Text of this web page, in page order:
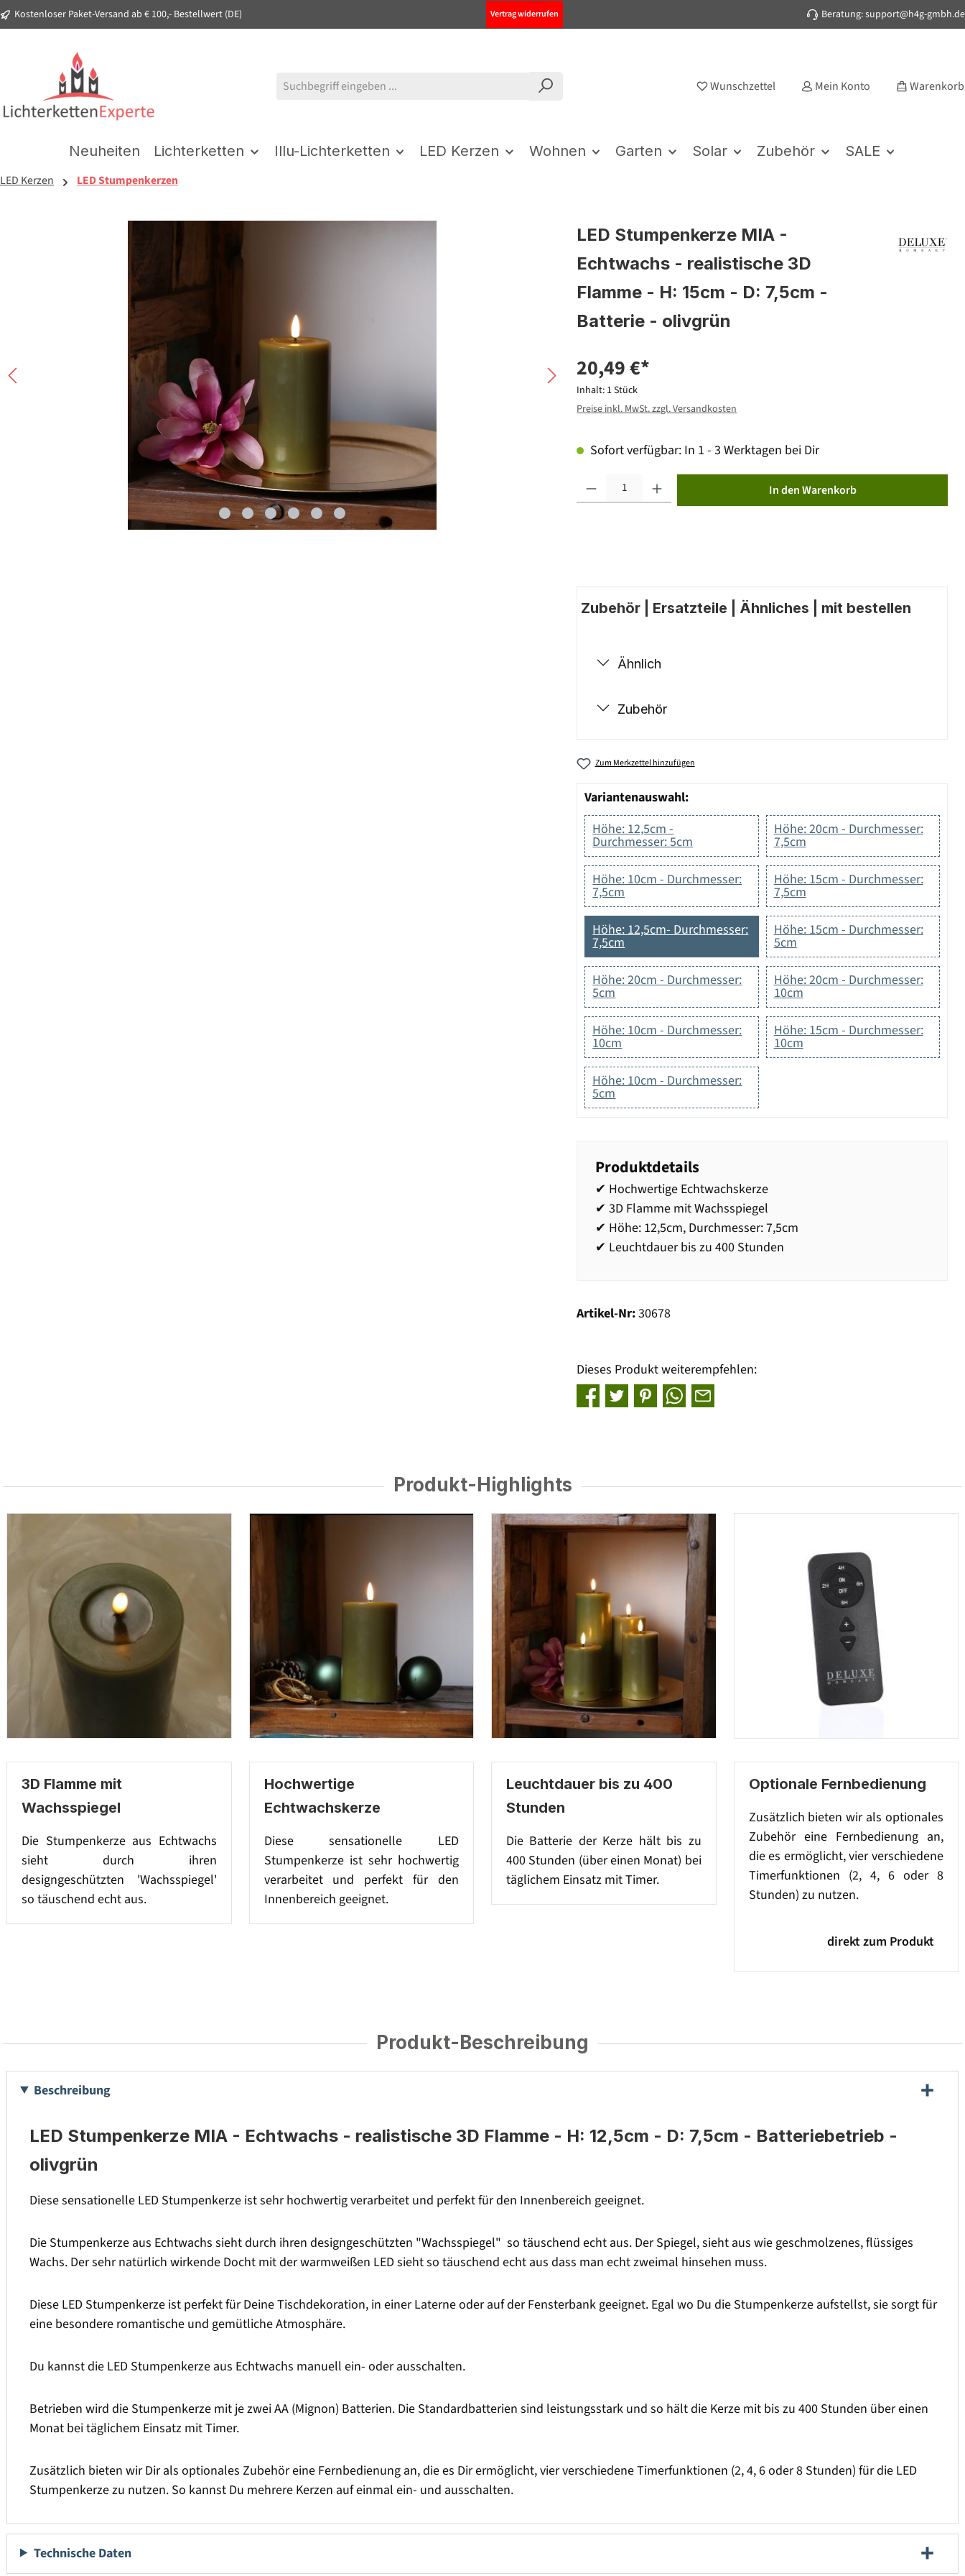
Zur Hauptnavigation springen
Kostenloser Paket-Versand ab € 100,- Bestellwert (DE) Vertrag widerrufen Beratung: support@h4g-gmbh.de
Wunschzettel Mein Konto Warenkorb
Neuheiten Lichterketten Illu-Lichterketten LED Kerzen Wohnen Garten Solar Zubehör SALE
LED Kerzen LED Stumpenkerzen
LED Stumpenkerze MIA -
Echtwachs - realistische 3D
Flamme - H: 15cm - D: 7,5cm -
Batterie - olivgrün
20,49 €*
Inhalt: 1 Stück
Preise inkl. MwSt. zzgl. Versandkosten
Sofort verfügbar: In 1 - 3 Werktagen bei Dir
In den Warenkorb
Zubehör | Ersatzteile | Ähnliches | mit bestellen
Ähnlich
Zubehör
Zum Merkzettel hinzufügen
Variantenauswahl:
Höhe: 12,5cm -
Durchmesser: 5cm
Höhe: 20cm - Durchmesser:
7,5cm
Höhe: 10cm - Durchmesser:
7,5cm
Höhe: 15cm - Durchmesser:
7,5cm
Höhe: 12,5cm- Durchmesser:
7,5cm
Höhe: 15cm - Durchmesser:
5cm
Höhe: 20cm - Durchmesser:
5cm
Höhe: 20cm - Durchmesser:
10cm
Höhe: 10cm - Durchmesser:
10cm
Höhe: 15cm - Durchmesser:
10cm
Höhe: 10cm - Durchmesser:
5cm
Produktdetails
✔ Hochwertige Echtwachskerze
✔ 3D Flamme mit Wachsspiegel
✔ Höhe: 12,5cm, Durchmesser: 7,5cm
✔ Leuchtdauer bis zu 400 Stunden
Artikel-Nr:30678
Dieses Produkt weiterempfehlen:
Produkt-Highlights
3D Flamme mit
Wachsspiegel
Die Stumpenkerze aus Echtwachs
sieht durch ihren
designgeschützten 'Wachsspiegel'
so täuschend echt aus.
Hochwertige
Echtwachskerze
Diese sensationelle LED
Stumpenkerze ist sehr hochwertig
verarbeitet und perfekt für den
Innenbereich geeignet.
Leuchtdauer bis zu 400
Stunden
Die Batterie der Kerze hält bis zu
400 Stunden (über einen Monat) bei
täglichem Einsatz mit Timer.
Optionale Fernbedienung
Zusätzlich bieten wir als optionales
Zubehör eine Fernbedienung an,
die es ermöglicht, vier verschiedene
Timerfunktionen (2, 4, 6 oder 8
Stunden) zu nutzen.
direkt zum Produkt
Produkt-Beschreibung
Beschreibung
LED Stumpenkerze MIA - Echtwachs - realistische 3D Flamme - H: 12,5cm - D: 7,5cm - Batteriebetrieb -
olivgrün
Diese sensationelle LED Stumpenkerze ist sehr hochwertig verarbeitet und perfekt für den Innenbereich geeignet.
Die Stumpenkerze aus Echtwachs sieht durch ihren designgeschützten "Wachsspiegel" so täuschend echt aus. Der Spiegel, sieht aus wie geschmolzenes, flüssiges
Wachs. Der sehr natürlich wirkende Docht mit der warmweißen LED sieht so täuschend echt aus dass man echt zweimal hinsehen muss.
Diese LED Stumpenkerze ist perfekt für Deine Tischdekoration, in einer Laterne oder auf der Fensterbank geeignet. Egal wo Du die Stumpenkerze aufstellst, sie sorgt für
eine besondere romantische und gemütliche Atmosphäre.
Du kannst die LED Stumpenkerze aus Echtwachs manuell ein- oder ausschalten.
Betrieben wird die Stumpenkerze mit je zwei AA (Mignon) Batterien. Die Standardbatterien sind leistungsstark und so hält die Kerze mit bis zu 400 Stunden über einen
Monat bei täglichem Einsatz mit Timer.
Zusätzlich bieten wir Dir als optionales Zubehör eine Fernbedienung an, die es Dir ermöglicht, vier verschiedene Timerfunktionen (2, 4, 6 oder 8 Stunden) für die LED
Stumpenkerze zu nutzen. So kannst Du mehrere Kerzen auf einmal ein- und ausschalten.
Technische Daten